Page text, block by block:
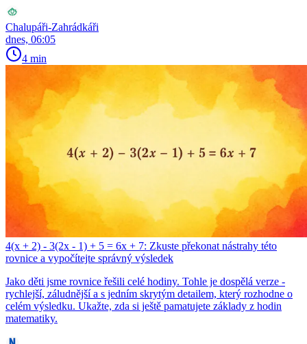
Chalupáři-Zahrádkáři
dnes, 06:05
4 min
4(x + 2) - 3(2x - 1) + 5 = 6x + 7: Zkuste překonat nástrahy této
rovnice a vypočítejte správný výsledek
Jako děti jsme rovnice řešili celé hodiny. Tohle je dospělá verze -
rychlejší, záludnější a s jedním skrytým detailem, který rozhodne o
celém výsledku. Ukažte, zda si ještě pamatujete základy z hodin
matematiky.